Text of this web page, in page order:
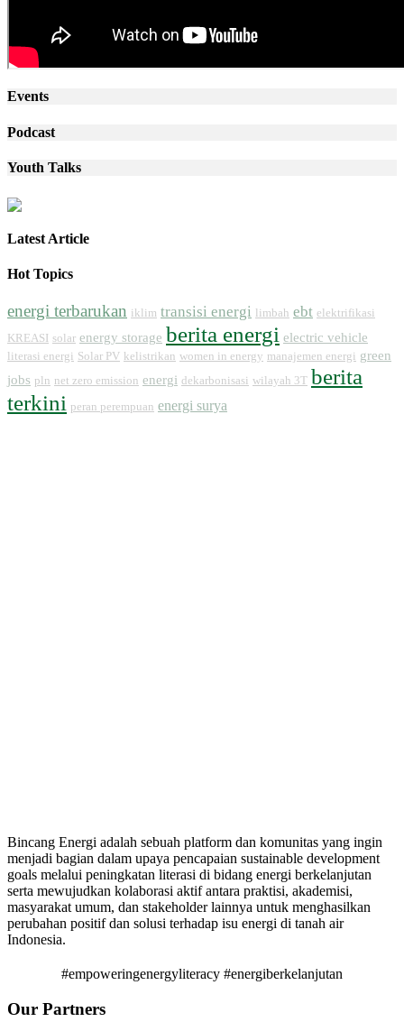
Events
Podcast
Youth Talks
Latest Article
Hot Topics
energi terbarukan iklim transisi energi limbah ebt elektrifikasi
KREASI solar energy storage berita energi electric vehicle
literasi energi Solar PV kelistrikan women in energy manajemen energi green
jobs pln net zero emission energi dekarbonisasi wilayah 3T berita
terkini peran perempuan energi surya
Bincang Energi adalah sebuah platform dan komunitas yang ingin
menjadi bagian dalam upaya pencapaian sustainable development
goals melalui peningkatan literasi di bidang energi berkelanjutan
serta mewujudkan kolaborasi aktif antara praktisi, akademisi,
masyarakat umum, dan stakeholder lainnya untuk menghasilkan
perubahan positif dan solusi terhadap isu energi di tanah air
Indonesia.
#empoweringenergyliteracy #energiberkelanjutan
Our Partners